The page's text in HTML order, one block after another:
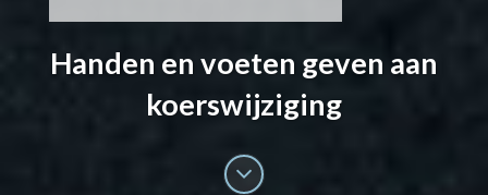
Handen en voeten geven aan
koerswijziging